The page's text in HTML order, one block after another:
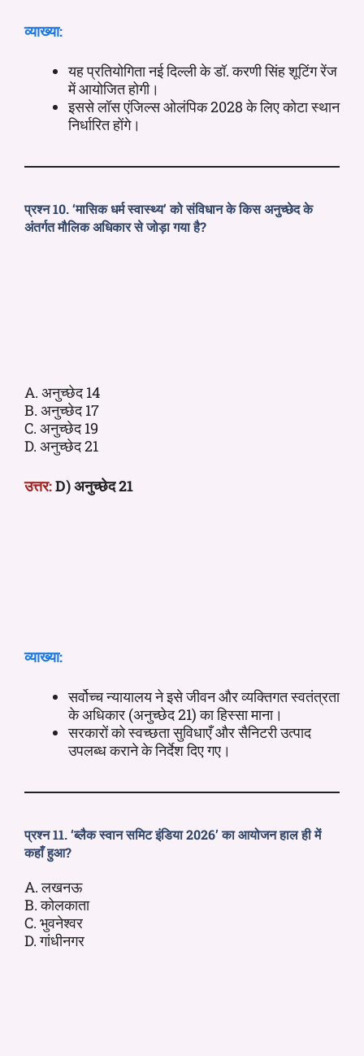
व्याख्या:
यह प्रतियोगिता नई दिल्ली के डॉ. करणी सिंह शूटिंग रेंज
में आयोजित होगी।
इससे लॉस एंजिल्स ओलंपिक 2028 के लिए कोटा स्थान
निर्धारित होंगे।
प्रश्न 10. ‘मासिक धर्म स्वास्थ्य’ को संविधान के किस अनुच्छेद के
अंतर्गत मौलिक अधिकार से जोड़ा गया है?
A. अनुच्छेद 14
B. अनुच्छेद 17
C. अनुच्छेद 19
D. अनुच्छेद 21
उत्तर:D) अनुच्छेद 21
व्याख्या:
सर्वोच्च न्यायालय ने इसे जीवन और व्यक्तिगत स्वतंत्रता
के अधिकार (अनुच्छेद 21) का हिस्सा माना।
सरकारों को स्वच्छता सुविधाएँ और सैनिटरी उत्पाद
उपलब्ध कराने के निर्देश दिए गए।
प्रश्न 11. ‘ब्लैक स्वान समिट इंडिया 2026’ का आयोजन हाल ही में
कहाँ हुआ?
A. लखनऊ
B. कोलकाता
C. भुवनेश्वर
D. गांधीनगर